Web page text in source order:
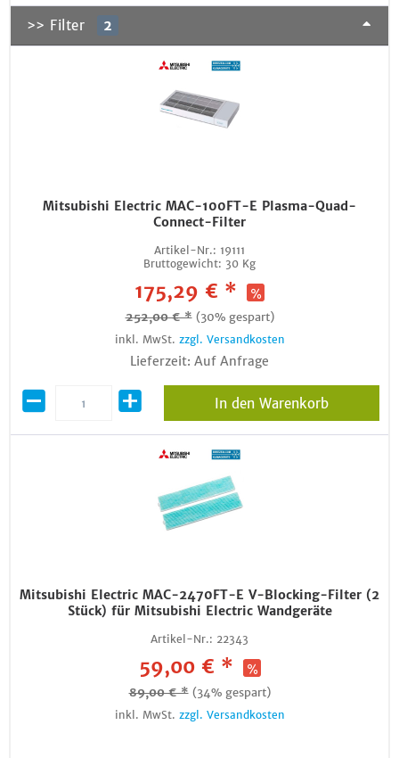
>> Filter 2
Mitsubishi Electric MAC-100FT-E Plasma-Quad-
Connect-Filter
Artikel-Nr.: 19111
Bruttogewicht: 30 Kg
175,29 € *
252,00 € * (30% gespart)
inkl. MwSt. zzgl. Versandkosten
Lieferzeit: Auf Anfrage
In den Warenkorb
Mitsubishi Electric MAC-2470FT-E V-Blocking-Filter (2
Stück) für Mitsubishi Electric Wandgeräte
Artikel-Nr.: 22343
59,00 € *
89,00 € * (34% gespart)
inkl. MwSt. zzgl. Versandkosten